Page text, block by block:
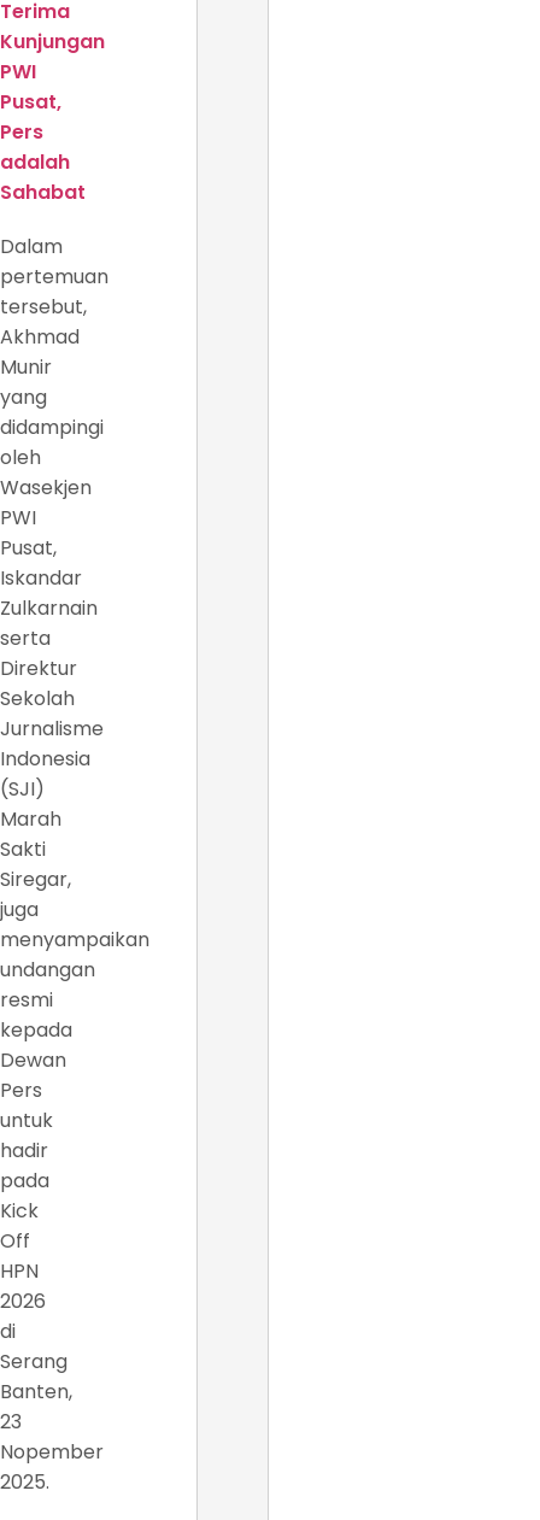
Terima
Kunjungan
PWI
Pusat,
Pers
adalah
Sahabat
Dalam
pertemuan
tersebut,
Akhmad
Munir
yang
didampingi
oleh
Wasekjen
PWI
Pusat,
Iskandar
Zulkarnain
serta
Direktur
Sekolah
Jurnalisme
Indonesia
(SJI)
Marah
Sakti
Siregar,
juga
menyampaikan
undangan
resmi
kepada
Dewan
Pers
untuk
hadir
pada
Kick
Off
HPN
2026
di
Serang
Banten,
23
Nopember
2025.